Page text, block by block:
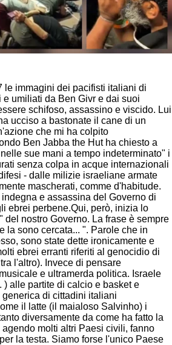
le immagini dei pacifisti italiani di
umiliati da Ben Givr e dai suoi
schifoso, assassino e viscido. Lui
ucciso a bastonate il cane di un
che mi ha colpito
Ben Jabba the Hut ha chiesto a
sue mani a tempo indeterminato" i
senza colpa in acque internazionali
- dalle milizie israeliane armate
mascherati, comme d'habitude.
e assassina del Governo di
ebrei perbene.Qui, però, inizia lo
del nostro Governo. La frase è sempre
la sono cercata... ". Parole che in
sono state dette ironicamente e
ebrei erranti riferiti al genocidio di
l'altro). Invece di pensare
e ultramerda politica. Israele
) alle partite di calcio e basket e
di cittadini italiani
il latte (il maialoso Salvinho) i
diversamente da come ha fatto la
molti altri Paesi civili, fanno
la testa. Siamo forse l'unico Paese